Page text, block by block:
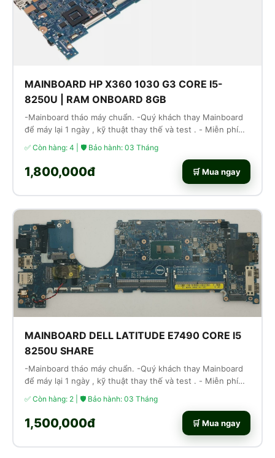
MAINBOARD HP X360 1030 G3 CORE I5-
8250U | RAM ONBOARD 8GB
-Mainboard tháo máy chuẩn. -Quý khách thay Mainboard
để máy lại 1 ngày , kỹ thuật thay thế và test . - Miễn phí
công thay thế lắp ráp
✅ Còn hàng: 4 | 🛡 Bảo hành: 03 Tháng
1,800,000đ 🛒 Mua ngay
MAINBOARD DELL LATITUDE E7490 CORE I5
8250U SHARE
-Mainboard tháo máy chuẩn. -Quý khách thay Mainboard
để máy lại 1 ngày , kỹ thuật thay thế và test . - Miễn phí
công thay thế lắp ráp
✅ Còn hàng: 2 | 🛡 Bảo hành: 03 Tháng
1,500,000đ 🛒 Mua ngay